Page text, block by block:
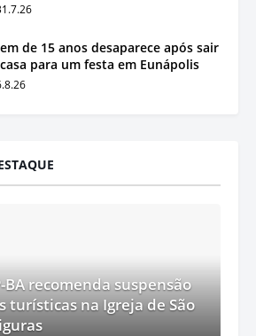
de 15 anos desaparece após sair
para um festa em Eunápolis
BA recomenda suspensão
turísticas na Igreja de São